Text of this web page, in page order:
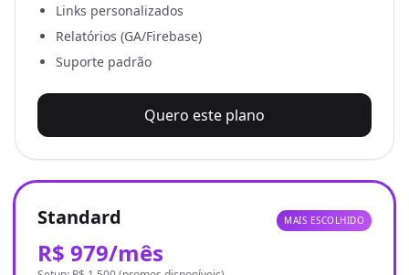
Links personalizados
Relatórios (GA/Firebase)
Suporte padrão
Quero este plano
Standard MAIS ESCOLHIDO
R$ 979/mês